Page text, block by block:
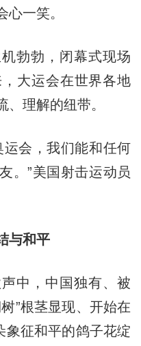
心一笑。
勃勃，闭幕式现场
大运会在世界各地
理解的纽带。
会，我们能和任何
。”美国射击运动员
与和平
中，中国独有、被
”根茎显现、开始在
象征和平的鸽子花绽